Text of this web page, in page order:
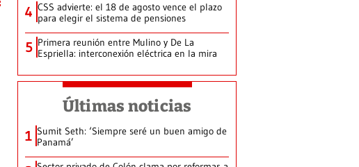
4 CSS advierte: el 18 de agosto vence el plazo
para elegir el sistema de pensiones
5 Primera reunión entre Mulino y De La
Espriella: interconexión eléctrica en la mira
Últimas noticias
1 Sumit Seth: ‘Siempre seré un buen amigo de
Panamá’